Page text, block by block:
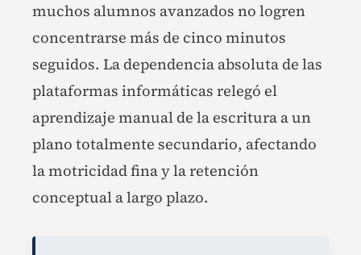
muchos alumnos avanzados no logren
concentrarse más de cinco minutos
seguidos. La dependencia absoluta de las
plataformas informáticas relegó el
aprendizaje manual de la escritura a un
plano totalmente secundario, afectando
la motricidad fina y la retención
conceptual a largo plazo.